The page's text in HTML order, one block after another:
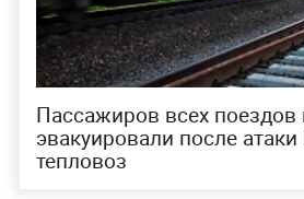
Пассажиров всех
эвакуировали после
тепловоз